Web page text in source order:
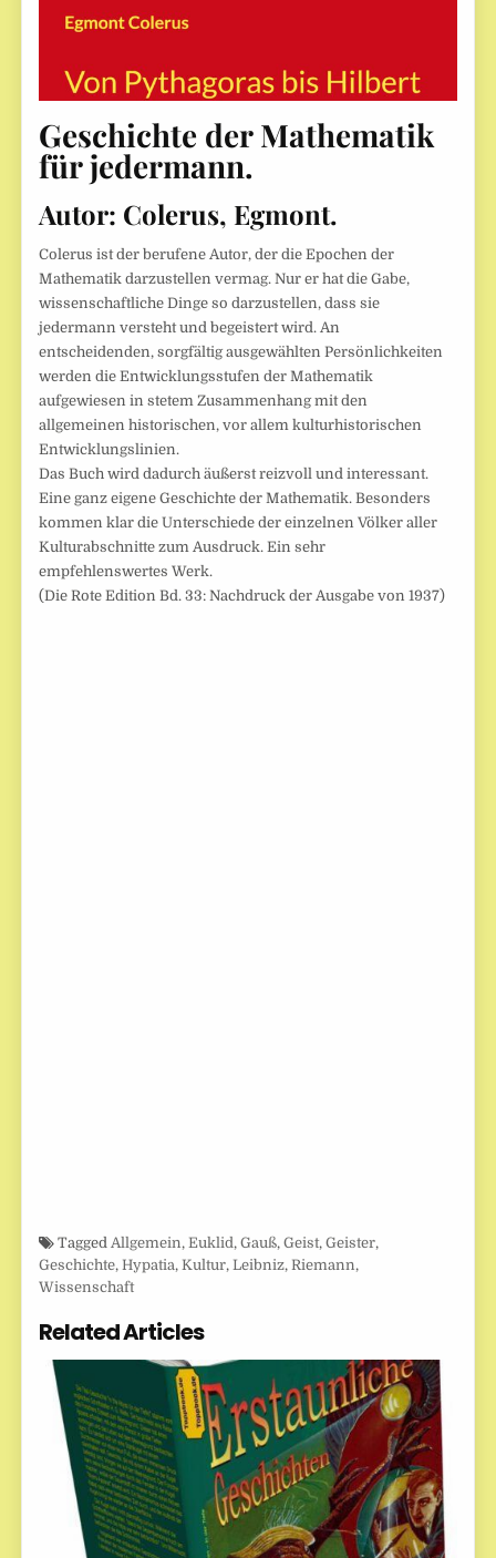
Geschichte der Mathematik
für jedermann.
Autor: Colerus, Egmont.
Colerus ist der berufene Autor, der die Epochen der
Mathematik darzustellen vermag. Nur er hat die Gabe,
wissenschaftliche Dinge so darzustellen, dass sie
jedermann versteht und begeistert wird. An
entscheidenden, sorgfältig ausgewählten Persönlichkeiten
werden die Entwicklungsstufen der Mathematik
aufgewiesen in stetem Zusammenhang mit den
allgemeinen historischen, vor allem kulturhistorischen
Entwicklungslinien.
Das Buch wird dadurch äußerst reizvoll und interessant.
Eine ganz eigene Geschichte der Mathematik. Besonders
kommen klar die Unterschiede der einzelnen Völker aller
Kulturabschnitte zum Ausdruck. Ein sehr
empfehlenswertes Werk.
(Die Rote Edition Bd. 33: Nachdruck der Ausgabe von 1937)
TaggedAllgemein,Euklid,Gauß,Geist,Geister,
Geschichte,Hypatia,Kultur,Leibniz,Riemann,
Wissenschaft
Related Articles